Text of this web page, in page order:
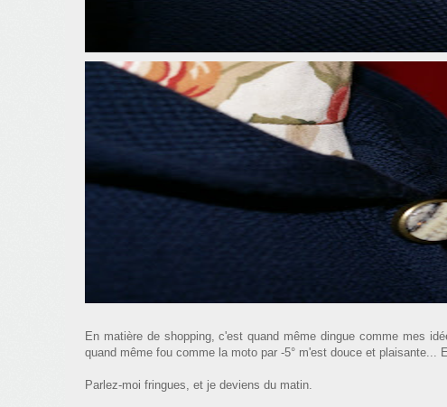
En matière de shopping, c'est quand même dingue comme mes
quand même fou comme la moto par -5° m'est douce et plaisante...
Parlez-moi fringues, et je deviens du matin.